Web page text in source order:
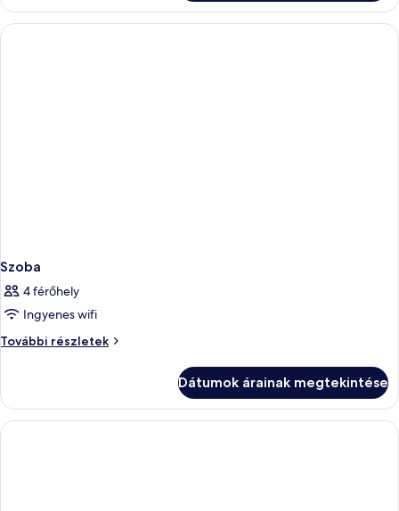
Szoba
4 férőhely
Ingyenes wifi
További részletek
Szoba
Dátumok árainak megtekintése